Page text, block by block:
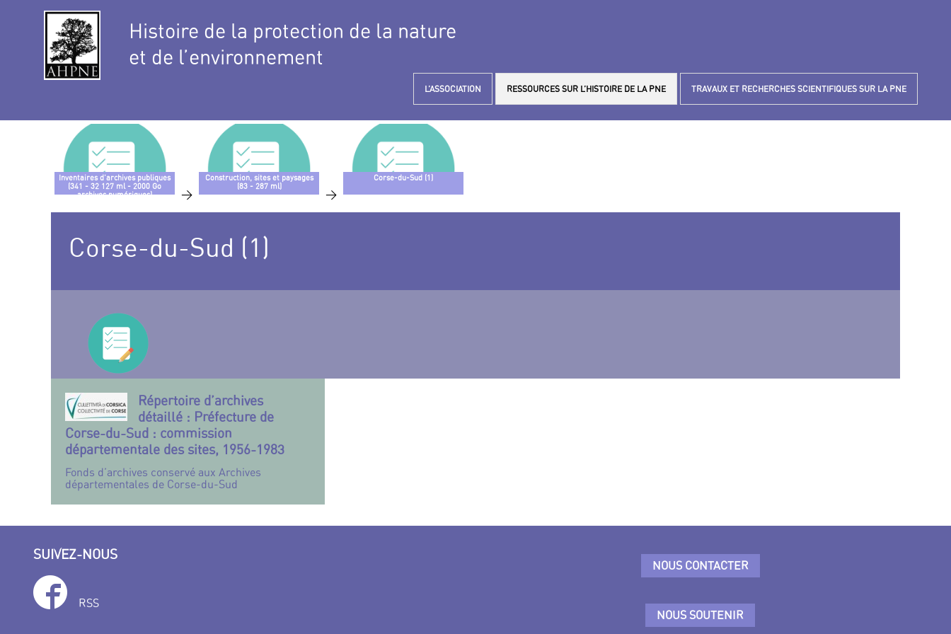
Histoire de la protection de la nature
et de l’environnement
L’ASSOCIATION RESSOURCES SUR L’HISTOIRE DE LA PNE TRAVAUX ET RECHERCHES SCIENTIFIQUES SUR LA PNE
Inventaires d’archives publiques
(341 - 32 127 ml - 2000 Go
archives numériques)
>
Construction, sites et paysages
(83 - 287 ml)
>
Corse-du-Sud (1)
Corse-du-Sud (1)
Répertoire d’archives
détaillé : Préfecture de
Corse-du-Sud : commission
départementale des sites, 1956-1983
Fonds d’archives conservé aux Archives
départementales de Corse-du-Sud
SUIVEZ-NOUS
RSS
NOUS CONTACTER
NOUS SOUTENIR